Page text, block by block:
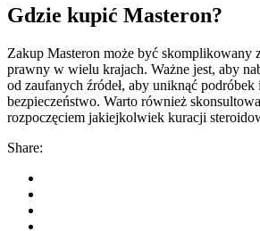
Gdzie kupić Masteron?
Zakup Masteron może być skomplikowany
prawny w wielu krajach. Ważne jest, aby
od zaufanych źródeł, aby uniknąć
bezpieczeństwo. Warto również
rozpoczęciem jakiejkolwiek kuracji
Share: